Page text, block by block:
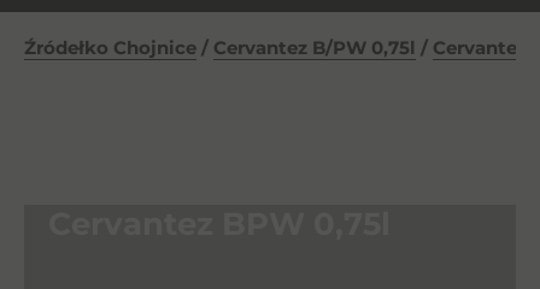
Źródełko Chojnice / Cervantez B/PW 0,75l / Cervantez